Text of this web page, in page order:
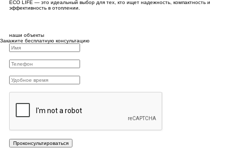
ECO LIFE — это идеальный выбор для тех, кто ищет надежность, компактность и
эффективность в отоплении.
наши объекты
Закажите бесплатную консультацию